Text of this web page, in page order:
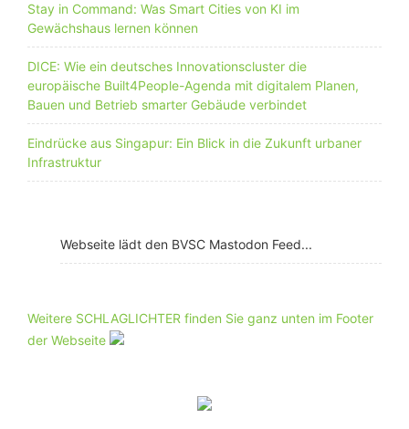
Stay in Command: Was Smart Cities von KI im
Gewächshaus lernen können
DICE: Wie ein deutsches Innovationscluster die
europäische Built4People-Agenda mit digitalem Planen,
Bauen und Betrieb smarter Gebäude verbindet
Eindrücke aus Singapur: Ein Blick in die Zukunft urbaner
Infrastruktur
Webseite lädt den BVSC Mastodon Feed...
Weitere SCHLAGLICHTER finden Sie ganz unten im Footer
der Webseite